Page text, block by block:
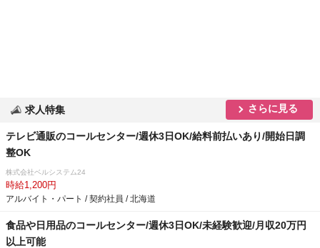
求人特集 さらに見る
テレビ通販のコールセンター/週休3日OK/給料前払いあり/開始日調
整OK
株式会社ベルシステム24
時給1,200円
アルバイト・パート / 契約社員 / 北海道
食品や日用品のコールセンター/週休3日OK/未経験歓迎/月収20万円
以上可能